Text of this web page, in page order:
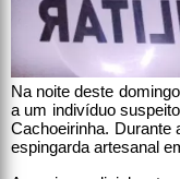
Na noite deste
a um indivíduo
Cachoeirinha. Durante
espingarda artesanal